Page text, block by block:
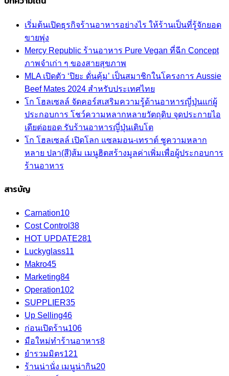
เริ่มต้นเปิดธุรกิจร้านอาหารอย่างไร ให้ร้านเป็นที่รู้จักยอด
ขายพุ่ง
Mercy Republic ร้านอาหาร Pure Vegan ที่ฉีก Concept
ภาพจำเก่า ๆ ของสายสุขภาพ
MLA เปิดตัว ‘ปิยะ ดั่นคุ้ม’ เป็นสมาชิกในโครงการ Aussie
Beef Mates 2024 สำหรับประเทศไทย
โก โฮลเซลล์ จัดคอร์สเสริมความรู้ด้านอาหารญี่ปุ่นแก่ผู้
ประกอบการ โชว์ความหลากหลายวัตถุดิบ จุดประกายไอ
เดียต่อยอด รับร้านอาหารญี่ปุ่นเติบโต
โก โฮลเซลล์ เปิดโลก แซลมอน-เทราต์ ชูความหลาก
หลาย ปลา(สี)ส้ม เมนูฮิตสร้างมูลค่าเพิ่มเพื่อผู้ประกอบการ
ร้านอาหาร
สารบัญ
Carnation10
Cost Control 38
HOT UPDATE281
Luckyglass11
Makro45
Marketing84
Operation102
SUPPLIER35
Up Selling46
ก่อนเปิดร้าน106
มือใหม่ทำร้านอาหาร8
ยำรวมมิตร121
ร้านน่านั่ง เมนูน่ากิน20